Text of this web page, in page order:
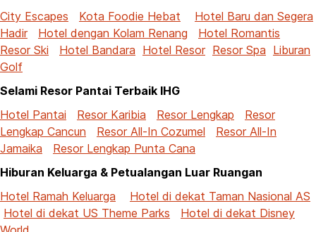
City Escapes
Kota Foodie Hebat
Hotel Baru dan Segera
Hadir
Hotel dengan Kolam Renang
Hotel Romantis
Resor Ski
Hotel Bandara Hotel Resor Resor Spa Liburan
Golf
Selami Resor Pantai Terbaik IHG
Hotel Pantai
Resor Karibia Resor Lengkap
Resor
Lengkap Cancun
Resor All-In Cozumel
Resor All-In
Jamaika
Resor Lengkap Punta Cana
Hiburan Keluarga & Petualangan Luar Ruangan
Hotel Ramah Keluarga
Hotel di dekat Taman Nasional AS
Hotel di dekat US Theme Parks
Hotel di dekat Disney